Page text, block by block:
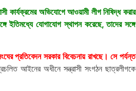
কার্যক্রমের অভিযোগে আওয়ামী লীগ নিষিদ্ধ করার
ইতিমধ্যে যোগাযোগ স্থাপন করেছে, তাদের সঙ্গে
প্রতিবেদন সরকার বিবেচনায় রাখছে। সে পর্যন্ত
আইনের অধীনে সন্ত্রাসী সংগঠন ছাত্রলীগকে